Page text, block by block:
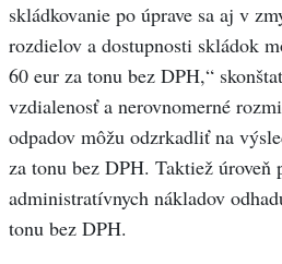
skládkovanie po úprave sa aj v
rozdielov a dostupnosti skládok
60 eur za tonu bez DPH,“
vzdialenosť a nerovnomerné
odpadov môžu odzrkadliť na
za tonu bez DPH. Taktiež úroveň
administratívnych nákladov
tonu bez DPH.